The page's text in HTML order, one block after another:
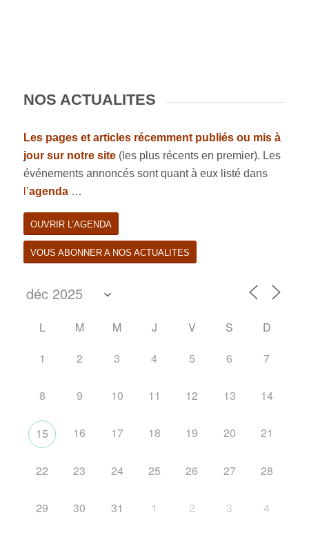
NOS ACTUALITES
Les pages et articles récemment publiés ou mis à
jour sur notre site (les plus récents en premier). Les
événements annoncés sont quant à eux listé dans
l’agenda …
OUVRIR L’AGENDA
VOUS ABONNER A NOS ACTUALITES
L M M J V S
D
1
2 3 4 5 6 7
8 9 10 11 12 13 14
15 16 17 18 19 20 21
22 23 24 25 26 27 28
29 30 31 1 2 3 4